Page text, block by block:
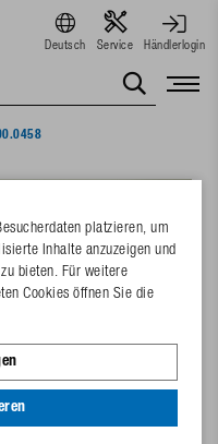
Deutsch Service Händlerlogin
platzieren, um
Inhalte anzuzeigen und
bieten. Für weitere
Cookies öffnen Sie die